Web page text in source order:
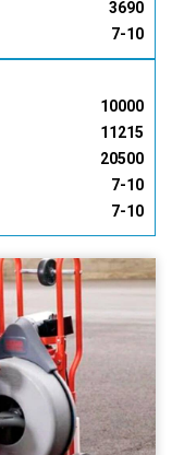
3690
7-10
10000
11215
20500
7-10
7-10